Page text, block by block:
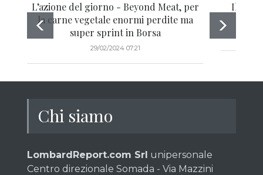
L’azione del giorno - Beyond Meat, per
la carne vegetale enormi perdite ma
super sprint in Borsa
29/02/2024 07:21
Il
Chi siamo
LombardReport.com Srl unipersonale
Centro direzionale Somada - Via Mazzini